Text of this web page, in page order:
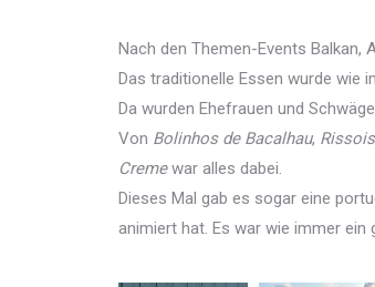
Nach den Themen-Events Balkan,
Das traditionelle Essen wurde wie
Da wurden Ehefrauen und
Von Bolinhos de Bacalhau, Rissois
Cremewar alles dabei.
Dieses Mal gab es sogar eine
animiert hat. Es war wie immer ein